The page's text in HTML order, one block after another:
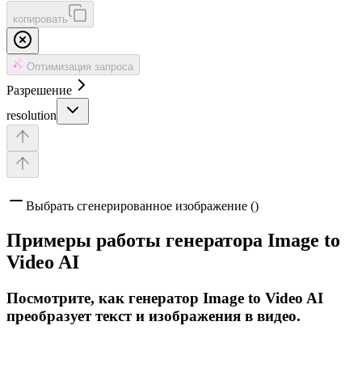
копировать
Оптимизация запроса
Разрешение
resolution
Выбрать сгенерированное изображение ()
Примеры работы генератора Image to
Video AI
Посмотрите, как генератор Image to Video AI
преобразует текст и изображения в видео.